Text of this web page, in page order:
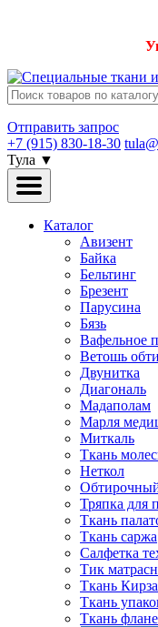
Отправить запрос
+7 (915) 830-18-30
Тула ▼
Каталог
Авизент
Байка
Бельтинг
Брезент
Парусина
Бязь
Вафельное
Ветошь
Двунитка
Диагональ
Мадаполам
Марля
Миткаль
Ткань
Неткол
Тряпка для
Ткань
Ткань саржа
Салфетка
Тик
Ткань Кирза
Ткань
Ткань